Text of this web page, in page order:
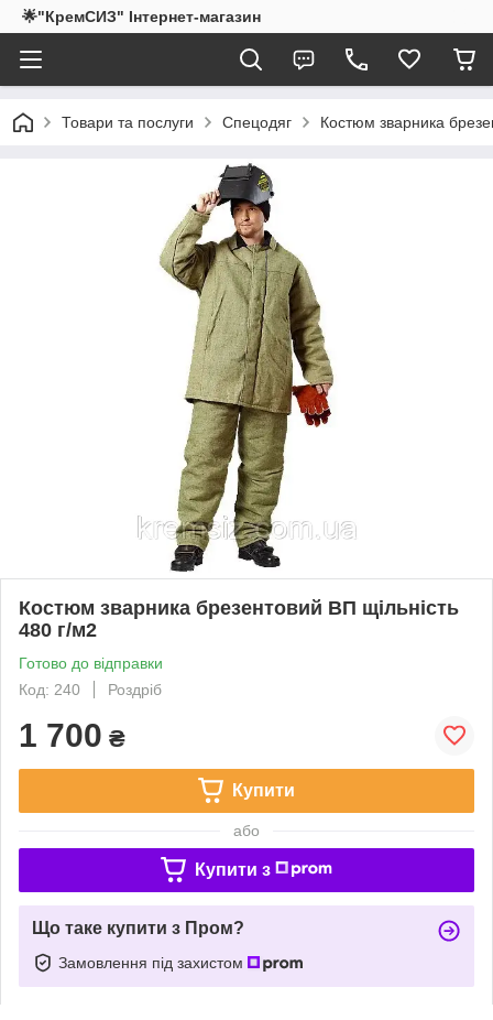
🌟"КремСИЗ" Інтернет-магазин
Товари та послуги Спецодяг Костюм зварника
Костюм зварника брезентовий ВП щільність
480 г/м2
Готово до відправки
Код: 240
Роздріб
1 700 ₴
Купити
або
Купити з
Що таке купити з Пром?
Замовлення під захистом